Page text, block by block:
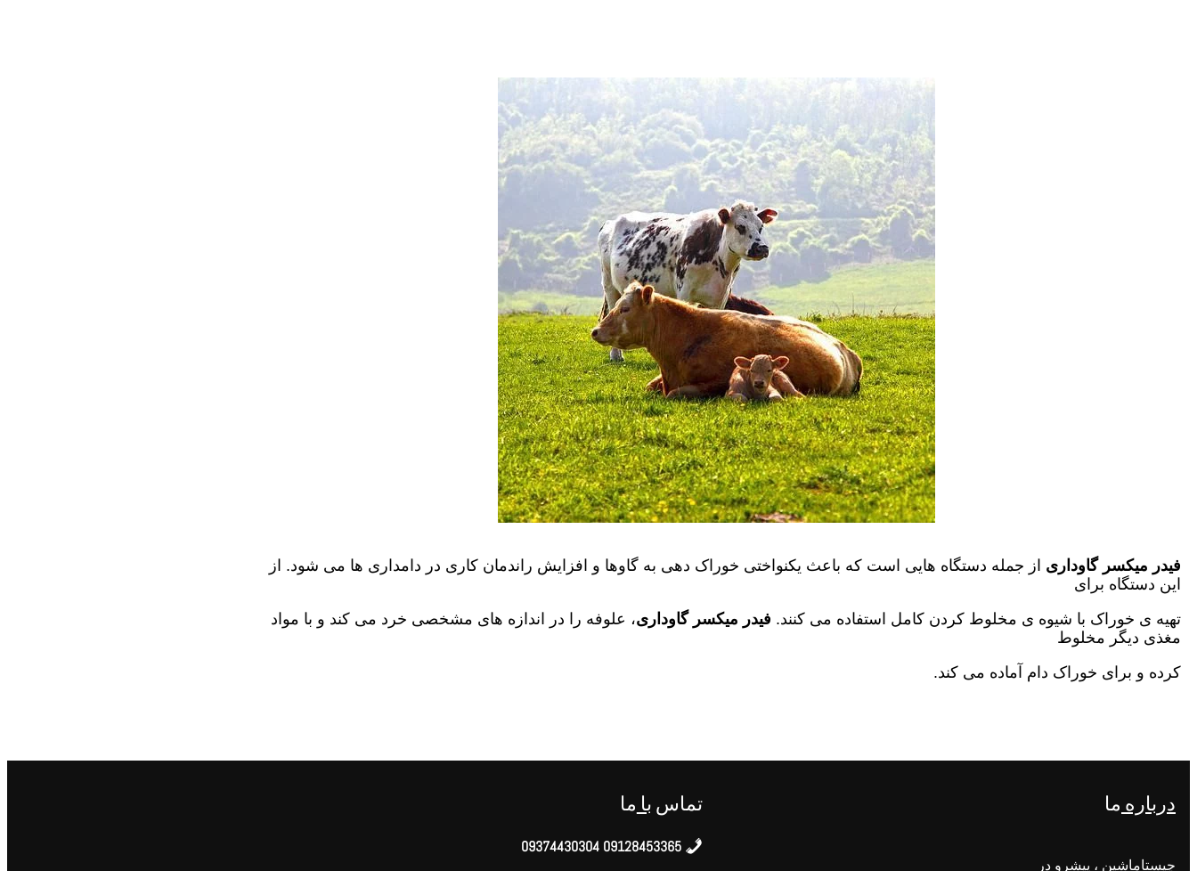
فیدر میکسر گاوداری از جمله دستگاه هایی است که باعث یکنواختی خوراک دهی به گاوها و افزایش راندمان کاری در دامداری ها می شود. از
این دستگاه برای
تهیه ی خوراک با شیوه ی مخلوط کردن کامل استفاده می کنند. فیدر میکسر گاوداری، علوفه را در اندازه های مشخصی خرد می کند و با مواد
مغذی دیگر مخلوط
کرده و برای خوراک دام آماده می کند.
دربارهما
چیستاماشین ، پیشرو در
تماسباما
09128453365 09374430304